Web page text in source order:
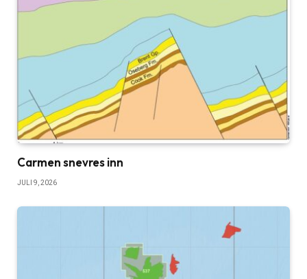
Carmen snevres inn
JULI 9, 2026